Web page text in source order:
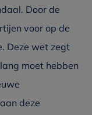
Door de
voor op de
Deze wet zegt
moet hebben
deze